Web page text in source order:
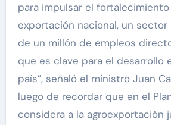
para impulsar el
exportación nacional, un sector
de un millón de empleos
que es clave para el desarrollo
país”, señaló el ministro Juan
luego de recordar que en el
considera a la agroexportación